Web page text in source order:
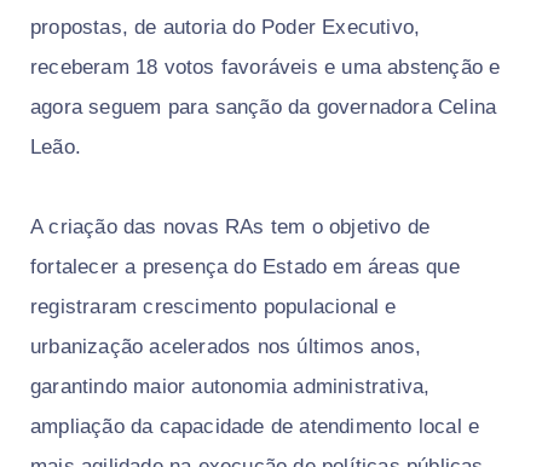
propostas, de autoria do Poder Executivo,
receberam 18 votos favoráveis e uma abstenção e
agora seguem para sanção da governadora Celina
Leão.
A criação das novas RAs tem o objetivo de
fortalecer a presença do Estado em áreas que
registraram crescimento populacional e
urbanização acelerados nos últimos anos,
garantindo maior autonomia administrativa,
ampliação da capacidade de atendimento local e